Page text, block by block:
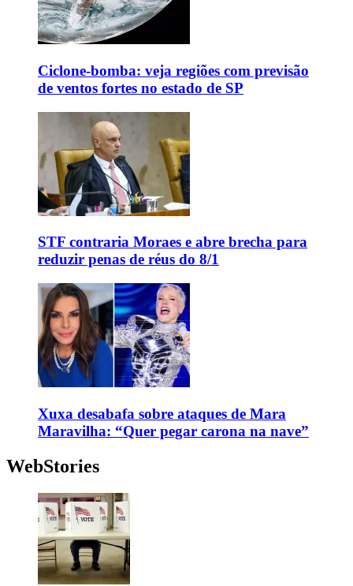
Ciclone-bomba: veja regiões com previsão
de ventos fortes no estado de SP
STF contraria Moraes e abre brecha para
reduzir penas de réus do 8/1
Xuxa desabafa sobre ataques de Mara
Maravilha: “Quer pegar carona na nave”
WebStories